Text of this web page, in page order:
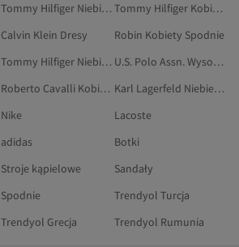
Tommy Hilfiger Niebieski Espadryle
Tommy Hilfiger Kobiety Oksfordki
Calvin Klein Dresy
Robin Kobiety Spodnie
Tommy Hilfiger Niebieski Outdoor
U.S. Polo Assn. Wysokie Kozaki
Roberto Cavalli Kobiety Akcesoria
Karl Lagerfeld Niebieski Akcesoria
Nike
Lacoste
adidas
Botki
Stroje kąpielowe
Sandały
Spodnie
Trendyol Turcja
Trendyol Grecja Trendyol Rumunia